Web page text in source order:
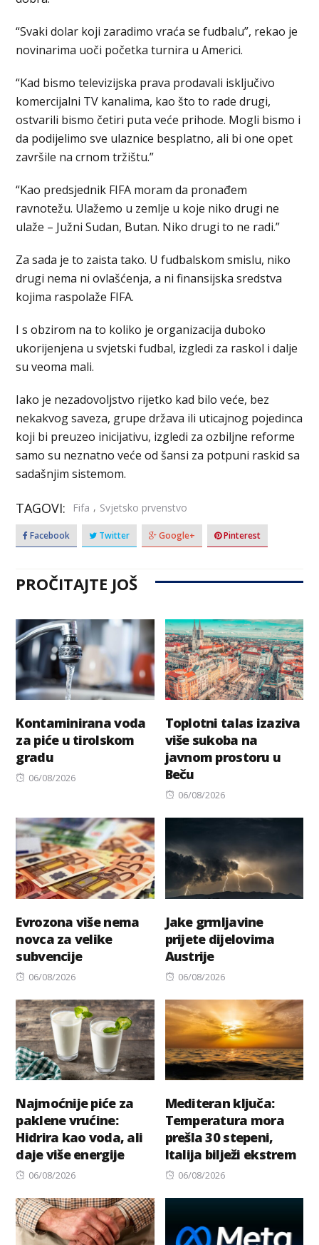
“Svaki dolar koji zaradimo vraća se fudbalu”, rekao je
novinarima uoči početka turnira u Americi.
“Kad bismo televizijska prava prodavali isključivo
komercijalni TV kanalima, kao što to rade drugi,
ostvarili bismo četiri puta veće prihode. Mogli bismo i
da podijelimo sve ulaznice besplatno, ali bi one opet
završile na crnom tržištu.”
“Kao predsjednik FIFA moram da pronađem
ravnotežu. Ulažemo u zemlje u koje niko drugi ne
ulaže – Južni Sudan, Butan. Niko drugi to ne radi.”
Za sada je to zaista tako. U fudbalskom smislu, niko
drugi nema ni ovlašćenja, a ni finansijska sredstva
kojima raspolaže FIFA.
I s obzirom na to koliko je organizacija duboko
ukorijenjena u svjetski fudbal, izgledi za raskol i dalje
su veoma mali.
Iako je nezadovoljstvo rijetko kad bilo veće, bez
nekakvog saveza, grupe država ili uticajnog pojedinca
koji bi preuzeo inicijativu, izgledi za ozbiljne reforme
samo su neznatno veće od šansi za potpuni raskid sa
sadašnjim sistemom.
TAGOVI: Fifa , Svjetsko prvenstvo
Facebook Twitter Google+ Pinterest
PROČITAJTE JOŠ
Kontaminirana voda
za piće u tirolskom
gradu
Posted
06/08/2026
Toplotni talas izaziva
više sukoba na
javnom prostoru u
Beču
Posted
06/08/2026
Evrozona više nema
novca za velike
subvencije
Posted
06/08/2026
Jake grmljavine
prijete dijelovima
Austrije
Posted
06/08/2026
Najmoćnije piće za
paklene vrućine:
Hidrira kao voda, ali
daje više energije
Posted
06/08/2026
Mediteran ključa:
Temperatura mora
prešla 30 stepeni,
Italija bilježi ekstrem
Posted
06/08/2026